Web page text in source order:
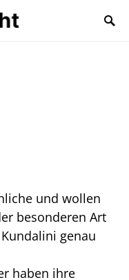
und wollen
besonderen Art
genau
haben ihre